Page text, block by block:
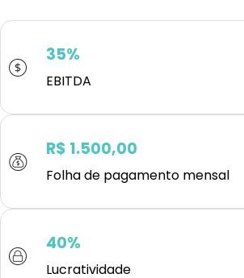
35%
EBITDA
R$ 1.500,00
Folha de pagamento mensal
40%
Lucratividade